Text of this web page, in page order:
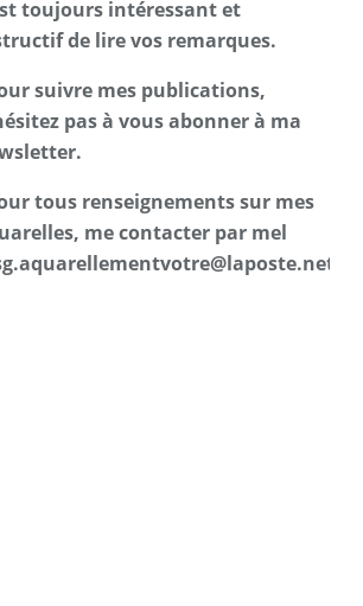
toujours intéressant et
de lire vos remarques.
suivre mes publications,
pas à vous abonner à ma
tous renseignements sur mes
me contacter par mel